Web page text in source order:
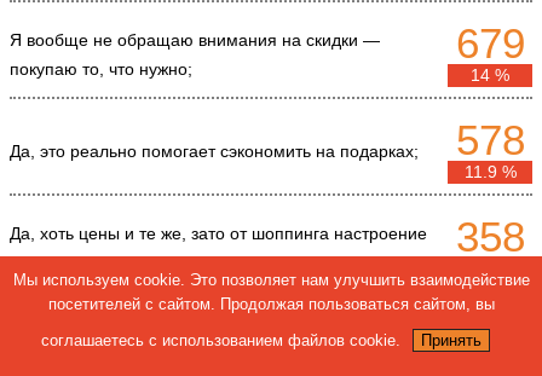
Я вообще не обращаю внимания на скидки —
покупаю то, что нужно;
679
14 %
Да, это реально помогает сэкономить на подарках; 578
11.9 %
Да, хоть цены и те же, зато от шоппинга настроение
праздничное;
358
Да, но выгода не по цене, а по ассортименту товаров; 187
Мы используем cookie. Это позволяет нам улучшить взаимодействие
посетителей с сайтом. Продолжая пользоваться сайтом, вы
соглашаетесь с использованием файлов cookie.
Принять